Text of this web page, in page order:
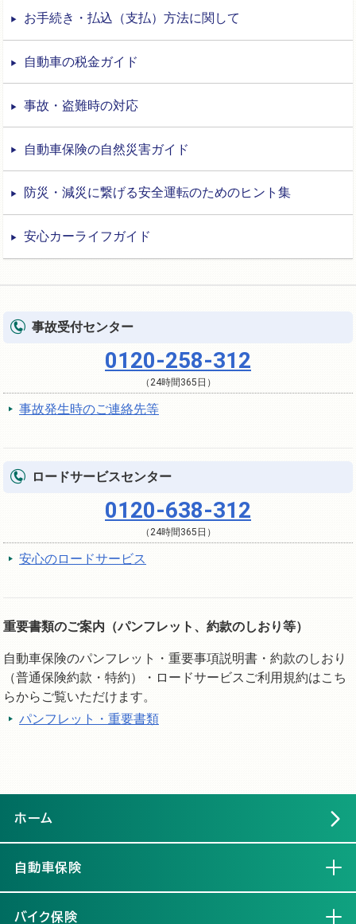
お手続き・払込（支払）方法に関して
自動車の税金ガイド
事故・盗難時の対応
自動車保険の自然災害ガイド
防災・減災に繋げる安全運転のためのヒント集
安心カーライフガイド
事故受付センター
0120-258-312
（24時間365日）
事故発生時のご連絡先等
ロードサービスセンター
0120-638-312
（24時間365日）
安心のロードサービス
重要書類のご案内（パンフレット、約款のしおり等）
自動車保険のパンフレット・重要事項説明書・約款のしおり
（普通保険約款・特約）・ロードサービスご利用規約はこち
らからご覧いただけます。
パンフレット・重要書類
ホーム
自動車保険
バイク保険